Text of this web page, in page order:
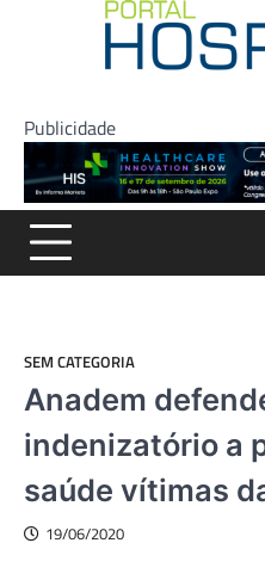
Publicidade
SEM CATEGORIA
Anadem
indenizatório a
saúde vítimas
19/06/2020